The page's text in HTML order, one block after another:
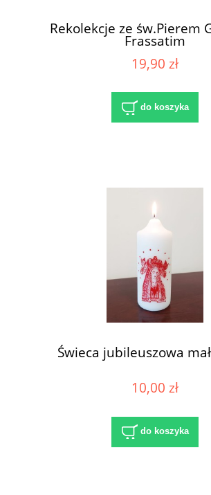
Rekolekcje ze św.Pierem
Frassatim
19,90 zł
do koszyka
Świeca jubileuszowa
10,00 zł
do koszyka